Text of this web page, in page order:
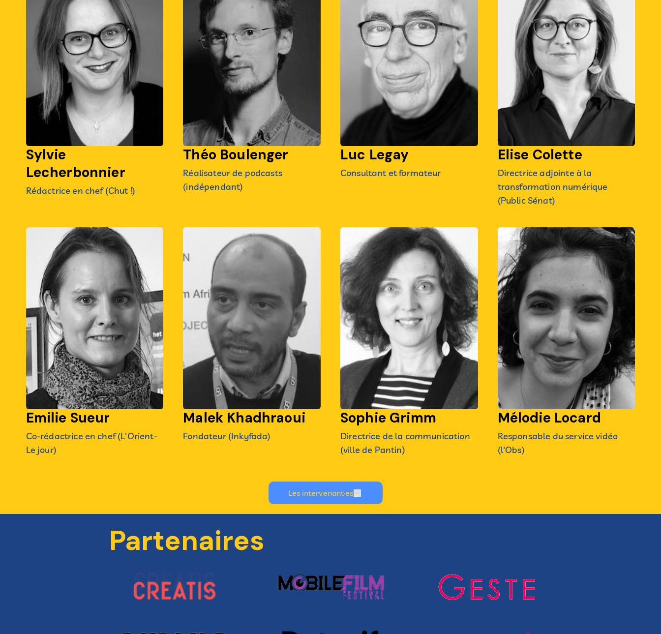
Sylvie
Lecherbonnier
Rédactrice en chef (Chut !)
Théo Boulenger
Réalisateur de podcasts
(indépendant)
Luc Legay
Consultant et formateur
Elise Colette
Directrice adjointe à la
transformation numérique
(Public Sénat)
Emilie Sueur
Co-rédactrice en chef (L'Orient-
Le jour)
Malek Khadhraoui
Fondateur (Inkyfada)
Sophie Grimm
Directrice de la communication
(ville de Pantin)
Mélodie Locard
Responsable du service vidéo
(l'Obs)
Les intervenant·es
Partenaires